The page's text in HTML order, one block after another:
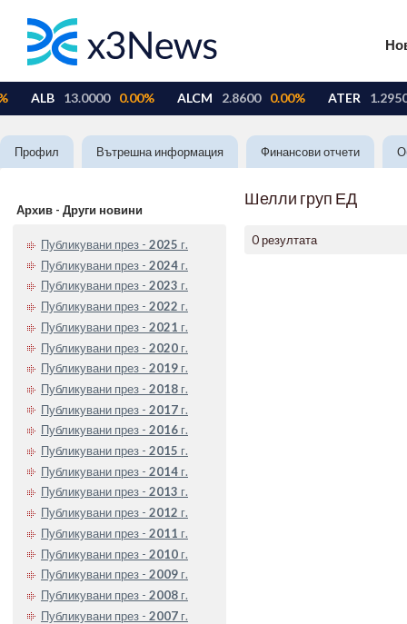
Профил Вътрешна информация Финансови отчети
Архив - Други новини
Публикувани през - 2025 г.
Публикувани през - 2024 г.
Публикувани през - 2023 г.
Публикувани през - 2022 г.
Публикувани през - 2021 г.
Публикувани през - 2020 г.
Публикувани през - 2019 г.
Публикувани през - 2018 г.
Публикувани през - 2017 г.
Публикувани през - 2016 г.
Публикувани през - 2015 г.
Публикувани през - 2014 г.
Публикувани през - 2013 г.
Публикувани през - 2012 г.
Публикувани през - 2011 г.
Публикувани през - 2010 г.
Публикувани през - 2009 г.
Публикувани през - 2008 г.
Публикувани през - 2007 г.
Шелли груп ЕД
0 резултата